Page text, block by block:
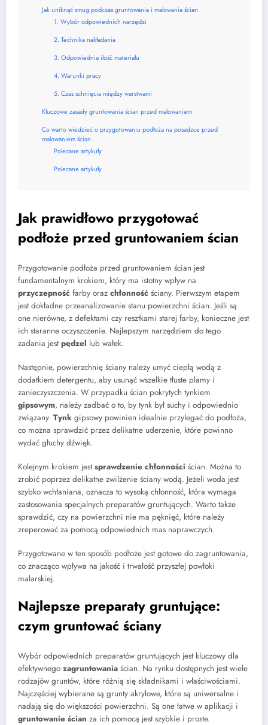
Jak uniknąć smug podczas gruntowania i malowania ścian
1. Wybór odpowiednich narzędzi
2. Technika nakładania
3. Odpowiednia ilość materiału
4. Warunki pracy
5. Czas schnięcia między warstwami
Kluczowe zasady gruntowania ścian przed malowaniem
Co warto wiedzieć o przygotowaniu podłoża na posadzce przed
malowaniem ścian
Polecane artykuły
Polecane artykuły
Jak prawidłowo przygotować
podłoże przed gruntowaniem ścian
Przygotowanie podłoża przed gruntowaniem ścian jest
fundamentalnym krokiem, który ma istotny wpływ na
przyczepność farby oraz chłonność ściany. Pierwszym etapem
jest dokładne przeanalizowanie stanu powierzchni ścian. Jeśli są
one nierówne, z defektami czy resztkami starej farby, konieczne jest
ich staranne oczyszczenie. Najlepszym narzędziem do tego
zadania jestpędzel lub wałek.
Następnie, powierzchnię ściany należy umyć ciepłą wodą z
dodatkiem detergentu, aby usunąć wszelkie tłuste plamy i
zanieczyszczenia. W przypadku ścian pokrytych tynkiem
gipsowym, należy zadbać o to, by tynk był suchy i odpowiednio
związany. Tynk gipsowy powinien idealnie przylegać do podłoża,
co można sprawdzić przez delikatne uderzenie, które powinno
wydać głuchy dźwięk.
Kolejnym krokiem jestsprawdzenie chłonności ścian. Można to
zrobić poprzez delikatne zwilżenie ściany wodą. Jeżeli woda jest
szybko wchłaniana, oznacza to wysoką chłonność, która wymaga
zastosowania specjalnych preparatów gruntujących. Warto także
sprawdzić, czy na powierzchni nie ma pęknięć, które należy
zreperować za pomocą odpowiednich mas naprawczych.
Przygotowane w ten sposób podłoże jest gotowe do zagruntowania,
co znacząco wpływa na jakość i trwałość przyszłej powłoki
malarskiej.
Najlepsze preparaty gruntujące:
czym gruntować ściany
Wybór odpowiednich preparatów gruntujących jest kluczowy dla
efektywnego zagruntowania ścian. Na rynku dostępnych jest wiele
rodzajów gruntów, które różnią się składnikami i właściwościami.
Najczęściej wybierane są grunty akrylowe, które są uniwersalne i
nadają się do większości powierzchni. Są one łatwe w aplikacji i
gruntowanie ścian za ich pomocą jest szybkie i proste.